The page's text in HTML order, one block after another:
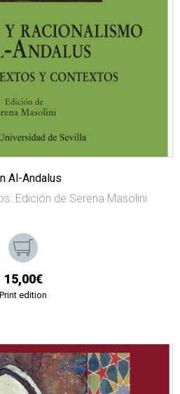
Al-Andalus
Edición de Serena Masolini
15,00€
Print edition